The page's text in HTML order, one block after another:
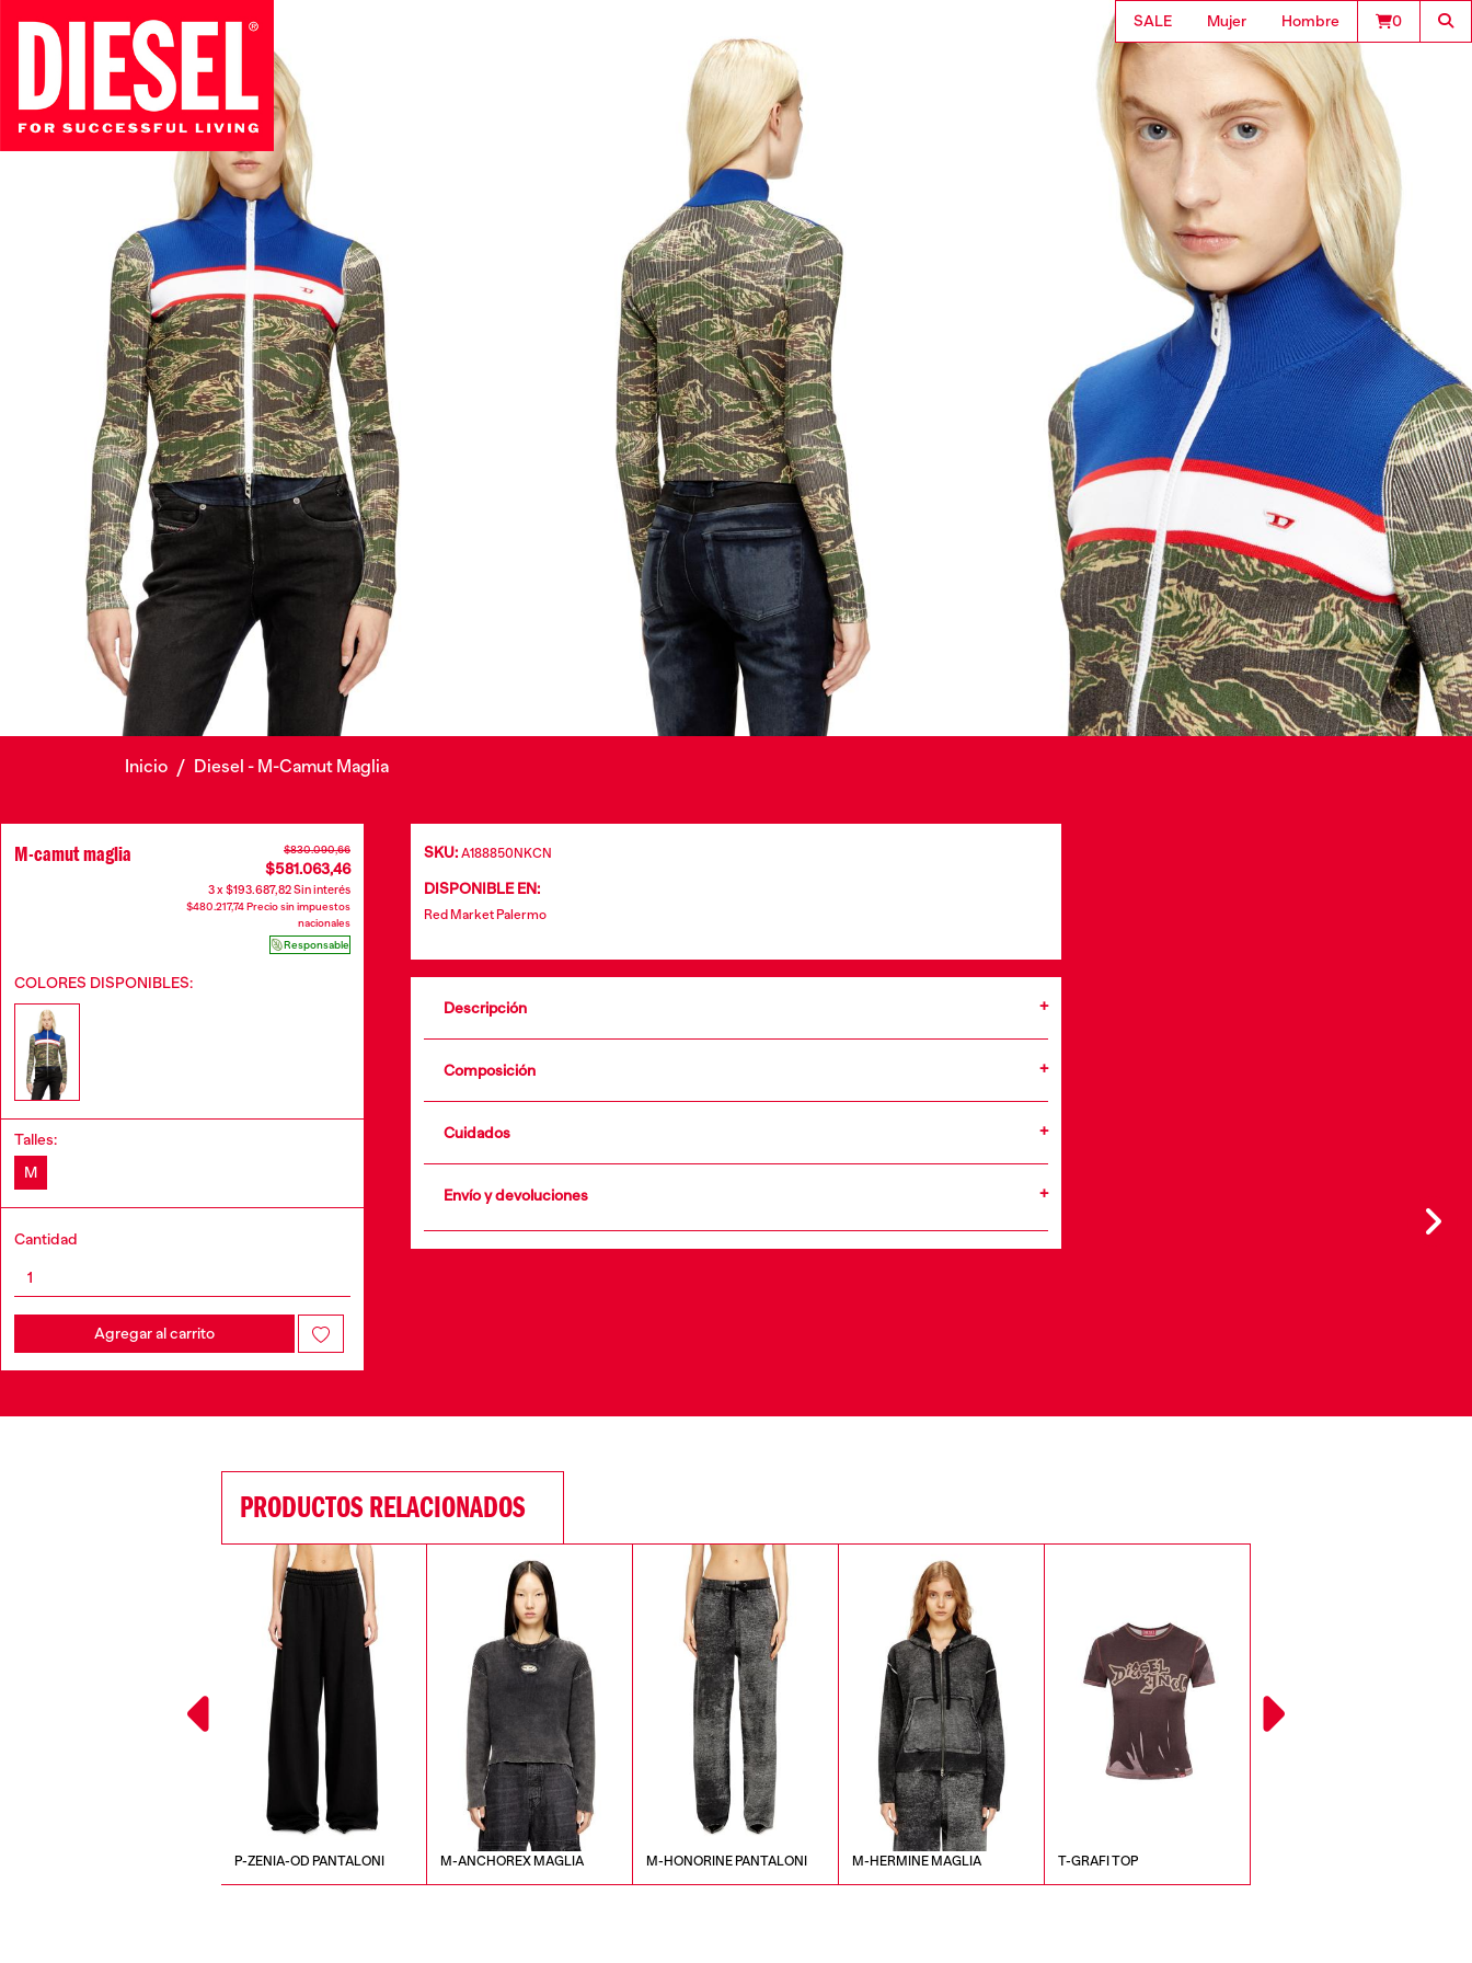
SALE Mujer Hombre 0
Inicio / Diesel - M-Camut Maglia
M-camut maglia $830.090,66
$581.063,46
3 x $193.687,82 Sin interés
$480.217,74 Precio sin impuestos
nacionales
Responsable
COLORES DISPONIBLES:
Talles:
M
Cantidad
Agregar al carrito
SKU: A188850NKCN
DISPONIBLE EN:
Red Market Palermo
Descripción
Composición
Cuidados
•
Envío y devoluciones
PRODUCTOS RELACIONADOS
P-ZENIA-OD PANTALONI M-ANCHOREX MAGLIA M-HONORINE PANTALONI M-HERMINE MAGLIA T-GRAFI TOP